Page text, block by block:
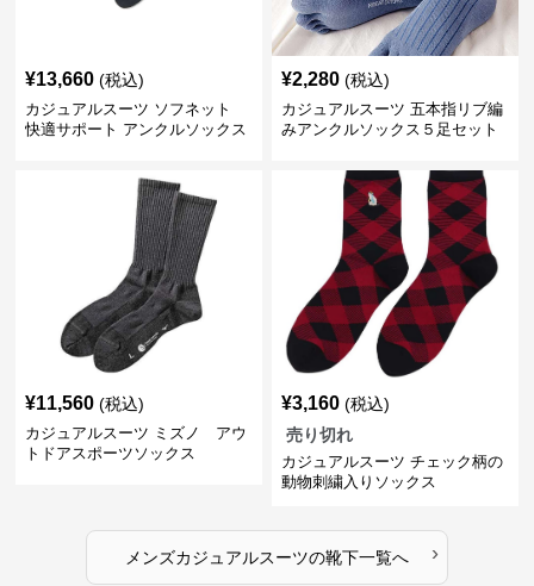
¥13,660 (税込)
カジュアルスーツ ソフネット
快適サポート アンクルソックス
¥2,280 (税込)
カジュアルスーツ 五本指リブ編
みアンクルソックス５足セット
¥11,560 (税込)
カジュアルスーツ ミズノ アウ
トドアスポーツソックス
¥3,160 (税込)
売り切れ
カジュアルスーツ チェック柄の
動物刺繍入りソックス
メンズカジュアルスーツの靴下一覧へ ›